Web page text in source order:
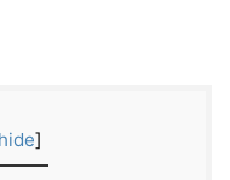
hide]